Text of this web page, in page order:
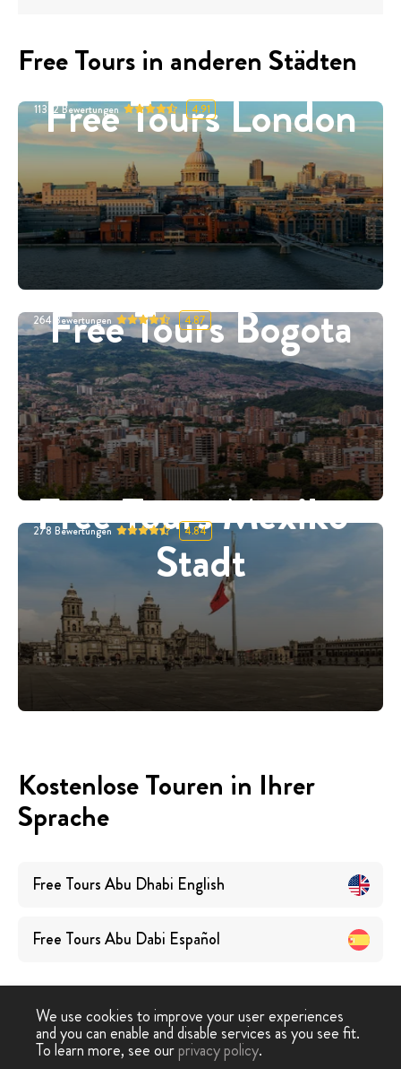
Free Tours in anderen Städten
Free Tours London
11332Bewertungen 4.91
Free Tours Bogota
264 Bewertungen 4.87
Free Tours Mexiko-
Stadt
278 Bewertungen 4.84
Kostenlose Touren in Ihrer
Sprache
Free ToursAbu Dhabi English
Free ToursAbu Dabi Español
Free Walking Tour › Abu Dhabi
We use cookies to improve your user experiences
and you can enable and disable services as you see fit.
To learn more, see ourprivacy policy.